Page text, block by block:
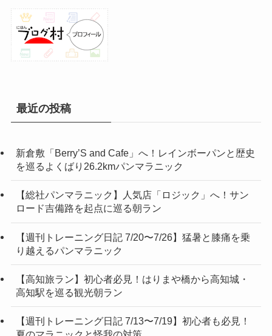
最近の投稿
新倉敷「Berry’S and Cafe」へ！レインボーパンと歴史
を巡るよくばり26.2kmパンマラニック
【総社パンマラニック】人気店「ロジック」へ！サン
ロード吉備路を起点に巡る朝ラン
【週刊トレーニング日記 7/20〜7/26】猛暑と膝痛を乗
り越えるパンマラニック
【高知旅ラン】初心者必見！はりまや橋から高知城・
高知駅を巡る観光朝ラン
【週刊トレーニング日記 7/13〜7/19】初心者も必見！